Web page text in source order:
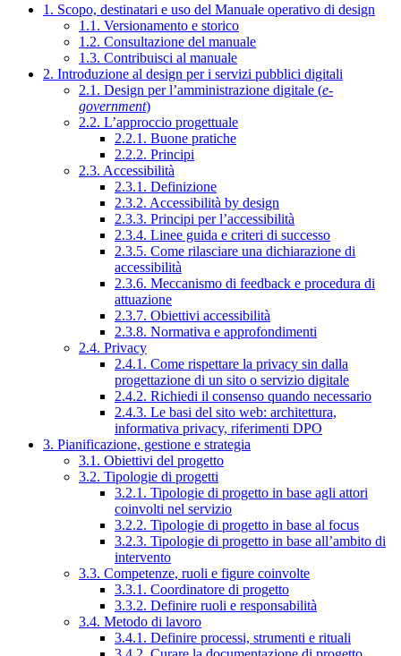
1. Scopo, destinatari e uso del Manuale operativo di design
1.1. Versionamento e storico
1.2. Consultazione del manuale
1.3. Contribuisci al manuale
2. Introduzione al design per i servizi pubblici digitali
2.1. Design per l’amministrazione digitale (e-
government)
2.2. L’approccio progettuale
2.2.1. Buone pratiche
2.2.2. Principi
2.3. Accessibilità
2.3.1. Definizione
2.3.2. Accessibilità by design
2.3.3. Principi per l’accessibilità
2.3.4. Linee guida e criteri di successo
2.3.5. Come rilasciare una dichiarazione di
accessibilità
2.3.6. Meccanismo di feedback e procedura di
attuazione
2.3.7. Obiettivi accessibilità
2.3.8. Normativa e approfondimenti
2.4. Privacy
2.4.1. Come rispettare la privacy sin dalla
progettazione di un sito o servizio digitale
2.4.2. Richiedi il consenso quando necessario
2.4.3. Le basi del sito web: architettura,
informativa privacy, riferimenti DPO
3. Pianificazione, gestione e strategia
3.1. Obiettivi del progetto
3.2. Tipologie di progetti
3.2.1. Tipologie di progetto in base agli attori
coinvolti nel servizio
3.2.2. Tipologie di progetto in base al focus
3.2.3. Tipologie di progetto in base all’ambito di
intervento
3.3. Competenze, ruoli e figure coinvolte
3.3.1. Coordinatore di progetto
3.3.2. Definire ruoli e responsabilità
3.4. Metodo di lavoro
3.4.1. Definire processi, strumenti e rituali